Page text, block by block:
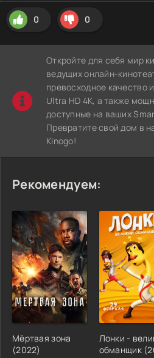
0 0
Откройте для себя мир
ведущих онлайн-
превосходное качество
Ultra HD 4K, а также
доступные на ваших
Превратите свой дом в
Kinogo!
Рекомендуем:
Мёртвая зона
(2022)
Лонки -
обманщик